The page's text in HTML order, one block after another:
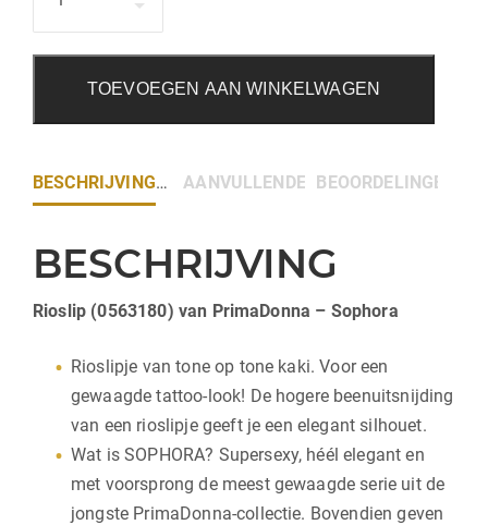
TOEVOEGEN AAN WINKELWAGEN
BESCHRIJVING AANVULLENDE INFORMATIE
BEOORDELINGEN (0)
BESCHRIJVING
Rioslip (0563180) van PrimaDonna – Sophora
Rioslipje van tone op tone kaki. Voor een
gewaagde tattoo-look! De hogere beenuitsnijding
van een rioslipje geeft je een elegant silhouet.
Wat is SOPHORA? Supersexy, héél elegant en
met voorsprong de meest gewaagde serie uit de
jongste PrimaDonna-collectie. Bovendien geven